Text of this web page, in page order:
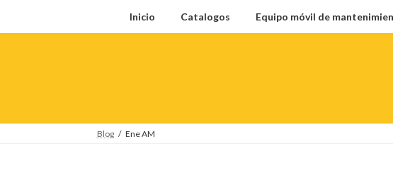
contenido
la
Inicio Catalogos Equipo móvil de
Blog Ene AM